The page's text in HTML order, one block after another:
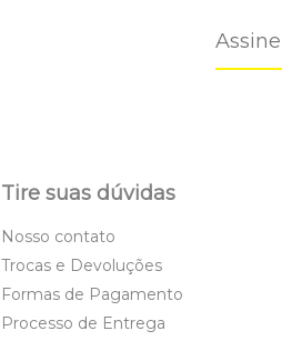
Tire suas dúvidas
Nosso contato
Trocas e Devoluções
Formas de Pagamento
Processo de Entrega